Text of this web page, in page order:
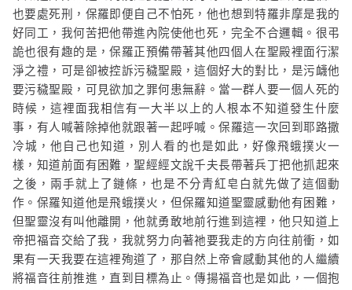
也要處死刑，保羅即便自己不怕死，他也想到特羅非摩是我的
好同工，我何苦把他帶進內院使他也死，完全不合邏輯。很弔
詭也很有趣的是，保羅正預備帶著其他四個人在聖殿裡面行潔
淨之禮，可是卻被控訴污穢聖殿，這個好大的對比，是污衊他
要污穢聖殿，可見欲加之罪何患無辭。當一群人要一個人死的
時候，這裡面我相信有一大半以上的人根本不知道發生什麼
事，有人喊著除掉他就跟著一起呼喊。保羅這一次回到耶路撒
冷城，他自己也知道，別人看的也是如此，好像飛蛾撲火一
樣，知道前面有困難，聖經經文說千夫長帶著兵丁把他抓起來
之後，兩手就上了鏈條，也是不分青紅皂白就先做了這個動
作。保羅知道他是飛蛾撲火，但保羅知道聖靈感動他有困難，
但聖靈沒有叫他離開，他就勇敢地前行進到這裡，他只知道上
帝把福音交給了我，我就努力向著祂要我走的方向往前衝，如
果有一天我要在這裡殉道了，那自然上帝會感動其他的人繼續
將福音往前推進，直到目標為止。傳揚福音也是如此，一個抱